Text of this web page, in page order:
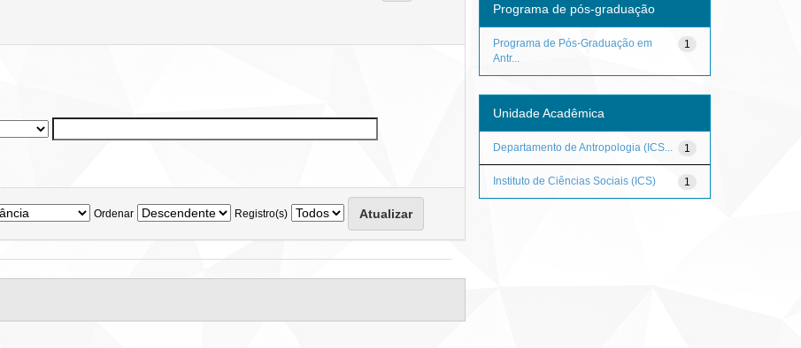
Ordenar Registro(s)
Programa de pós-graduação
1
Programa de Pós-Graduação em
Antr...
Unidade Acadêmica
1
Departamento de Antropologia (ICS...
1
Instituto de Ciências Sociais (ICS)